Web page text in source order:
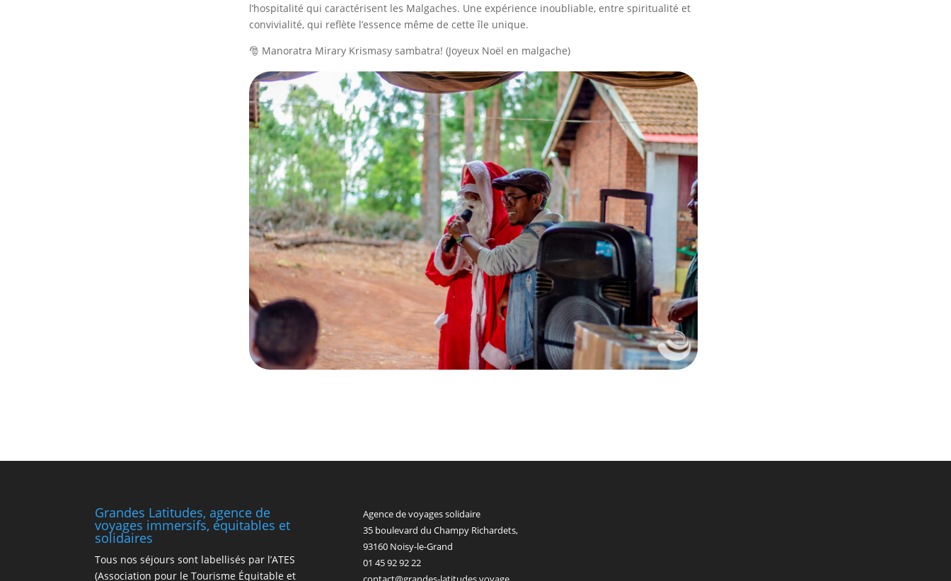
l’hospitalité qui caractérisent les Malgaches. Une expérience inoubliable, entre spiritualité et
convivialité, qui reflète l’essence même de cette île unique.
🎅 Manoratra Mirary Krismasy sambatra! (Joyeux Noël en malgache)
Grandes Latitudes, agence de
voyages immersifs, équitables et
solidaires
Tous nos séjours sont labellisés par l’ATES
(Association pour le Tourisme Équitable et
Agence de voyages solidaire
35 boulevard du Champy Richardets,
93160 Noisy-le-Grand
01 45 92 92 22